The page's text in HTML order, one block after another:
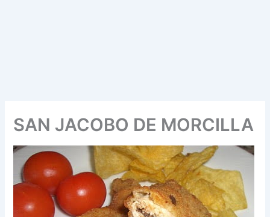
SAN JACOBO DE MORCILLA